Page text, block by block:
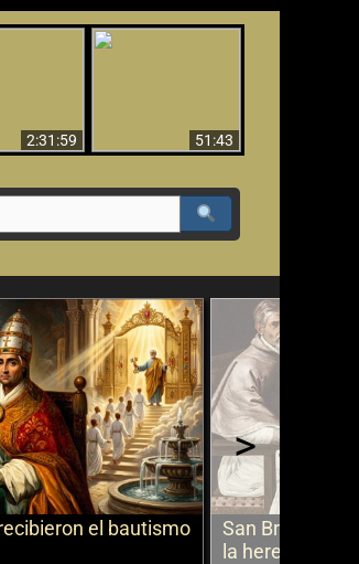
2:31:59
51:43
el bautismo
San Bruno
la herejía
>